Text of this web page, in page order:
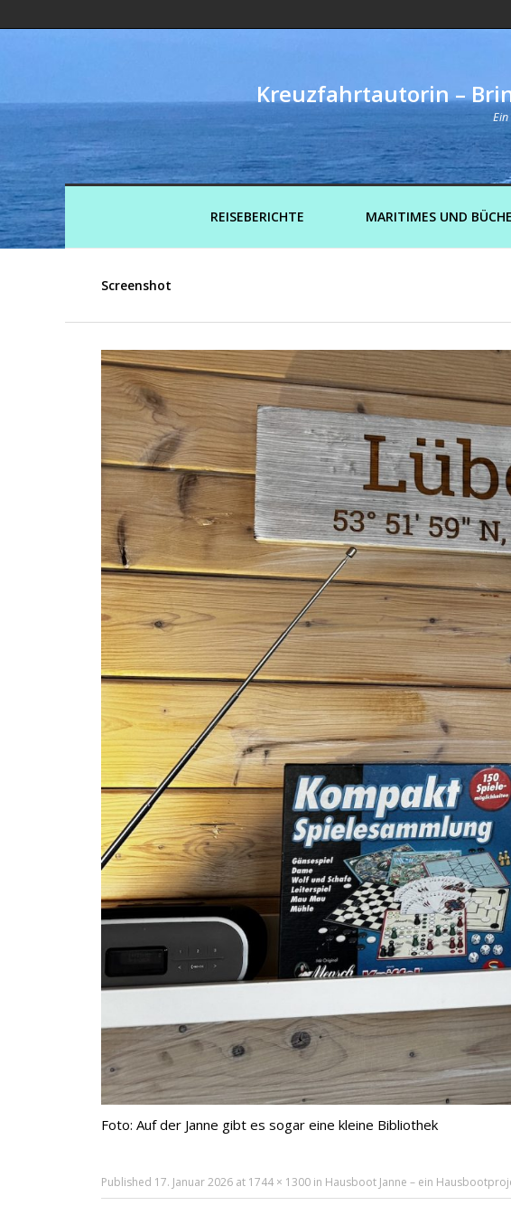
Kreuzfahrtautorin –
Ein
REISEBERICHTE MARITIMES UND
Screenshot
Foto: Auf der Janne gibt es sogar eine kleine Bibliothek
Published 17. Januar 2026 at 1744 × 1300 in Hausboot Janne – ein